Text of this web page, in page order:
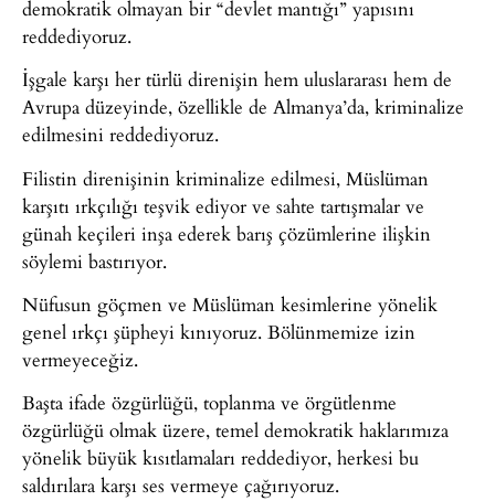
demokratik olmayan bir “devlet mantığı” yapısını
reddediyoruz.
İşgale karşı her türlü direnişin hem uluslararası hem de
Avrupa düzeyinde, özellikle de Almanya’da, kriminalize
edilmesini reddediyoruz.
Filistin direnişinin kriminalize edilmesi, Müslüman
karşıtı ırkçılığı teşvik ediyor ve sahte tartışmalar ve
günah keçileri inşa ederek barış çözümlerine ilişkin
söylemi bastırıyor.
Nüfusun göçmen ve Müslüman kesimlerine yönelik
genel ırkçı şüpheyi kınıyoruz. Bölünmemize izin
vermeyeceğiz.
Başta ifade özgürlüğü, toplanma ve örgütlenme
özgürlüğü olmak üzere, temel demokratik haklarımıza
yönelik büyük kısıtlamaları reddediyor, herkesi bu
saldırılara karşı ses vermeye çağırıyoruz.